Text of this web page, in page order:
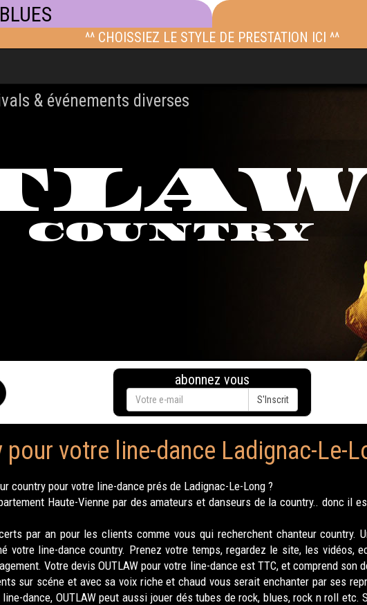
^^ CHOISSIEZ LE STYLE DE PRESTATION ICI ^^
& événements diverses
COUNTRY
abonnez vous
S'Inscrit
pour votre line-dance Ladignac-Le-
country pour votre line-dance prés de Ladignac-Le-Long ?
Haute-Vienne par des amateurs et danseurs de la country.. donc il
par an pour les clients comme vous qui recherchent chanteur country.
votre line-dance country. Prenez votre temps, regardez le site, les vidéos,
Votre devis OUTLAW pour votre line-dance est TTC, et comprend son
sur scéne et avec sa voix riche et chaud vous serait enchanter par ses
dance, OUTLAW peut aussi jouer dés tubes de rock, blues, rock n roll etc.